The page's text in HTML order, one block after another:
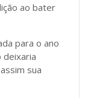
ao bater
para o ano
deixaria
sua